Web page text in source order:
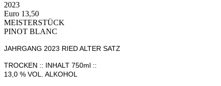
2023
Euro 13,50
MEISTERSTÜCK
PINOT BLANC
JAHRGANG 2023 RIED ALTER SATZ
TROCKEN :: INHALT 750ml ::
13,0 % VOL. ALKOHOL